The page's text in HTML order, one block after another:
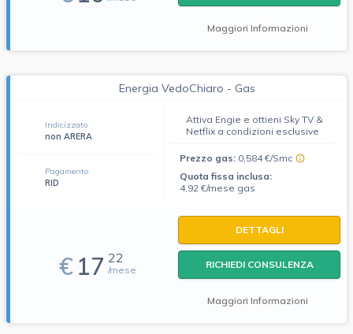
Maggiori Informazioni
Energia VedoChiaro - Gas
Indicizzato
non ARERA
Pagamento
RID
Attiva Engie e ottieni Sky TV &
Netflix a condizioni esclusive
Prezzo gas: 0,584 €/Smc
Quota fissa inclusa:
4,92 €/mese gas
€17 22
/mese
DETTAGLI
RICHIEDI CONSULENZA
Maggiori Informazioni